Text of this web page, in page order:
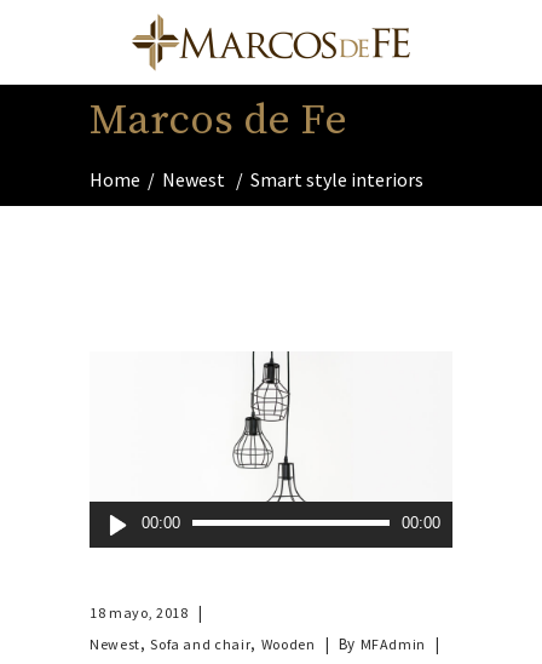
Marcos de Fe
Home / Newest / Smart style interiors
Reproductor
de
00:00 00:00
18 mayo, 2018
Newest,Sofa and chair, Wooden By MFAdmin